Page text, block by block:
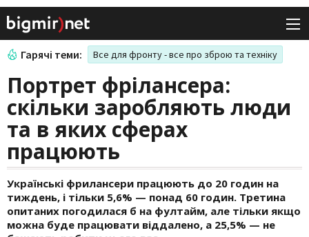
Гарячі теми: Все для фронту - все про зброю та техніку
Портрет фрілансера:
скільки заробляють люди
та в яких сферах
працюють
Українські фрилансери працюють до 20 годин на
тиждень, і тільки 5,6% — понад 60 годин. Третина
опитаних погодилася б на фултайм, але тільки якщо
можна буде працювати віддалено, а 25,5% — не